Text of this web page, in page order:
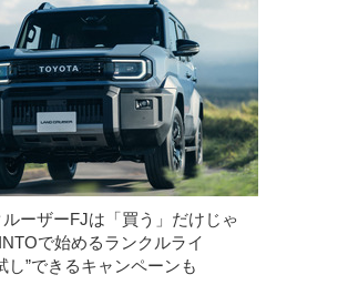
ーザーFJは「買う」だけじゃ
で始めるランクルライ
し”できるキャンペーンも